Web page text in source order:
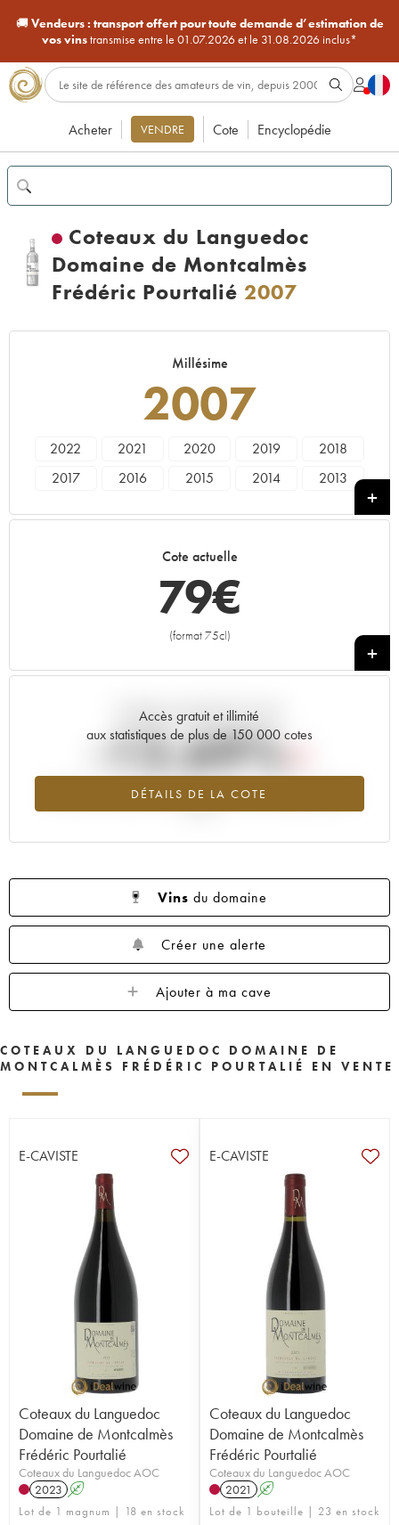
🚚Vendeurs : transport offert pour toute demande d’estimation de
vos vinstransmise entre le 01.07.2026 et le 31.08.2026 inclus*
Acheter VENDRE Cote Encyclopédie
Coteaux du Languedoc
Domaine de Montcalmès
Frédéric Pourtalié 2007
Millésime
2007
2022 2021 2020 2019
2018
2017
2016 2015 2014
2013
1999
Cote actuelle
79€
(format 75cl)
+
Accès gratuit et illimité
aux statistiques de plus de 150 000 cotes
DÉTAILS DE LA COTE
Tendance actuelle de la cote
-12.69%
Tendance à la baisse du millésime 2007 en 2026 par rapport à
Vins du domaine
Créer une alerte
Ajouter à ma cave
COTEAUX DU LANGUEDOC DOMAINE DE
MONTCALMÈS FRÉDÉRIC POURTALIÉ EN VENTE
E-CAVISTE
Coteaux du Languedoc
Domaine de Montcalmès
Frédéric Pourtalié
Coteaux du Languedoc AOC
2023 A
Lot de 1 magnum | 18 en stock
E-CAVISTE
Coteaux du Languedoc
Domaine de Montcalmès
Frédéric Pourtalié
Coteaux du Languedoc AOC
2021
A
Lot de 1 bouteille | 23 en stock